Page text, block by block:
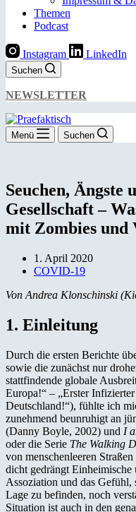
Themen
Podcast
Instagram LinkedIn
Suchen
NEWSLETTER
Menü Suchen
Seuchen, Ängste
Gesellschaft –
mit Zombies und
1. April 2020
COVID-19
Von Andrea Klonschinski
1. Einleitung
Durch die ersten Berichte
sowie die zunächst nur
stattfindende globale
Europa!“ – „Erster
Deutschland!“), fühlte ich
zunehmend beunruhigt an
(Danny Boyle, 2002) und I
oder die Serie The Walking
von menschenleeren
dicht gedrängt Einheimische
Assoziation und das Gefühl,
Lage zu befinden, noch
Situation ist auch in den